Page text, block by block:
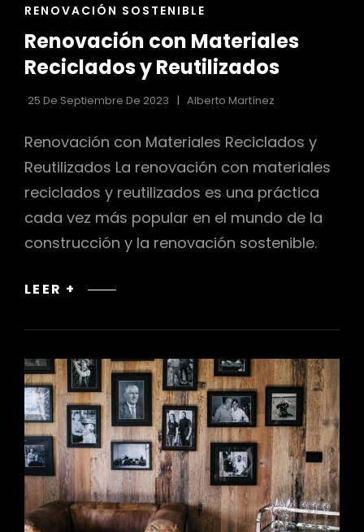
ENLACES
LAS
CATEGORÍAS
RENOVACIÓN SOSTENIBLE
Renovación con Materiales
Reciclados y Reutilizados
25 De Septiembre De 2023 Alberto Martínez
Renovación con Materiales Reciclados y
Reutilizados La renovación con materiales
reciclados y reutilizados es una práctica
cada vez más popular en el mundo de la
construcción y la renovación sostenible.
LEER +
RENOVACIÓN
MATERIALES
Y
REUTILIZADOS